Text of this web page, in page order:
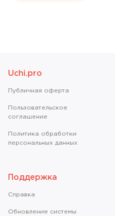
Uchi.pro
Публичная оферта
Пользовательское
соглашение
Политика обработки
персональных данных
Поддержка
Справкa
Обновление системы